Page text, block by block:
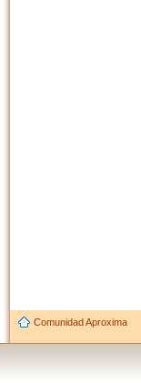
Comunidad Aproxima